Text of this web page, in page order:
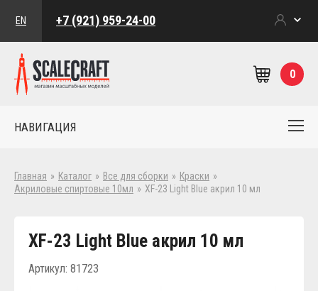
EN +7 (921) 959-24-00
0
НАВИГАЦИЯ
Главная » Каталог » Все для сборки » Краски »
Акриловые спиртовые 10мл » XF-23 Light Blue акрил 10 мл
XF-23 Light Blue акрил 10 мл
Артикул: 81723